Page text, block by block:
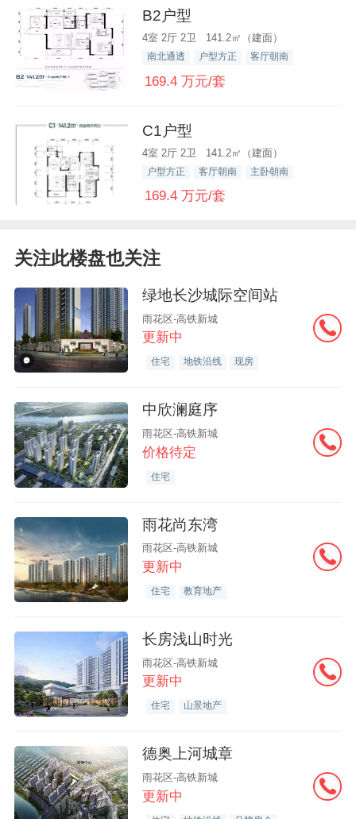
B2户型
4室 2厅 2卫 141.2㎡（建面）
南北通透 户型方正 客厅朝南
169.4 万元/套
C1户型
4室 2厅 2卫 141.2㎡（建面）
户型方正 客厅朝南 主卧朝南
169.4 万元/套
关注此楼盘也关注
绿地长沙城际空间站
雨花区-高铁新城
更新中
住宅 地铁沿线 现房
中欣澜庭序
雨花区-高铁新城
价格待定
住宅
雨花尚东湾
雨花区-高铁新城
更新中
住宅 教育地产
长房浅山时光
雨花区-高铁新城
更新中
住宅 山景地产
德奥上河城章
雨花区-高铁新城
更新中